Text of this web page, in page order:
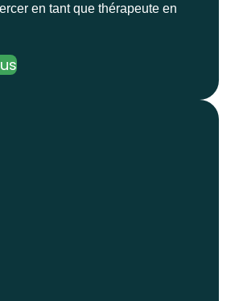
en tant que thérapeute en